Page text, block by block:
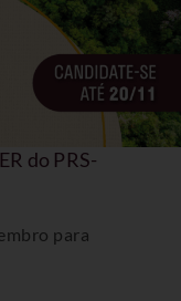
do PRS-
para